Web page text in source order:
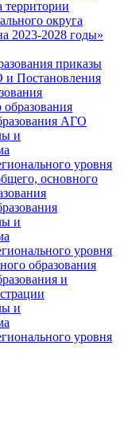
округа
2023-2028 годы»
приказы
и Постановления
АГО
и
уровня
основного
и
уровня
образования
и
и
уровня